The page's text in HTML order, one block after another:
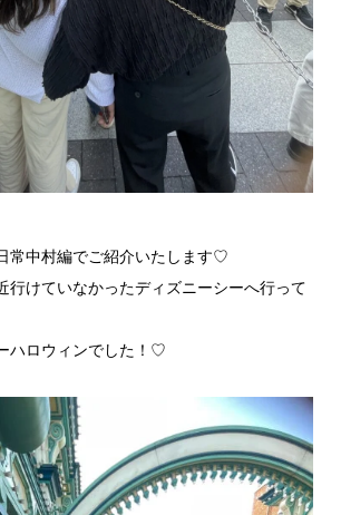
常中村編でご紹介いたします♡
行けていなかったディズニーシーへ行って
ハロウィンでした！♡